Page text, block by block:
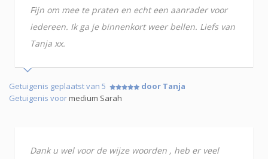
Fijn om mee te praten en echt een aanrader voor
iedereen. Ik ga je binnenkort weer bellen. Liefs van
Tanja xx.
Getuigenis geplaatst van 5
door Tanja
Getuigenis voormedium Sarah
Dank u wel voor de wijze woorden , heb er veel